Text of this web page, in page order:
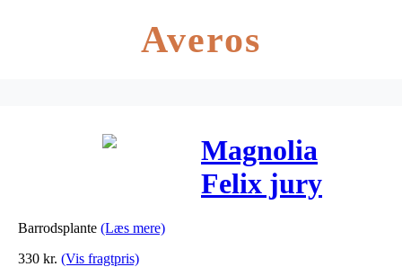
Averos
Magnolia
Felix jury
Barrodsplante (Læs mere)
330 kr. (Vis fragtpris)